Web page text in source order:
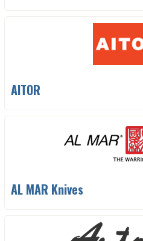
AITOR
AL MAR Knives